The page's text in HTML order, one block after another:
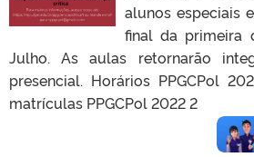
alunos especiais
final da primeira
Julho. As aulas retornarão
presencial. Horários PPGCPol
matrículas PPGCPol 2022 2